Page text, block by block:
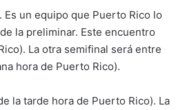
Es un equipo que Puerto Rico lo
la preliminar. Este encuentro
La otra semifinal será entre
hora de Puerto Rico).
la tarde hora de Puerto Rico). La